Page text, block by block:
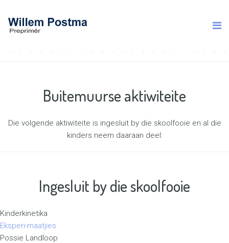
Buitemuurse aktiwiteite
Die volgende aktiwiteite is ingesluit by die skoolfooie en al die
kinders neem daaraan deel:
Ingesluit by die skoolfooie
Kinderkinetika
Eksperi-maatjies
Possie Landloop